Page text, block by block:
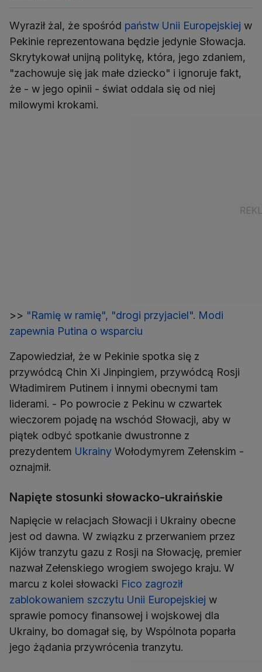
Wyraził żal, że spośród państw Unii Europejskiej w
Pekinie reprezentowana będzie jedynie Słowacja.
Skrytykował unijną politykę, która, jego zdaniem,
"zachowuje się jak małe dziecko" i ignoruje fakt,
że - w jego opinii - świat oddala się od niej
milowymi krokami.
>> "Ramię w ramię", "drogi przyjaciel". Modi
zapewnia Putina o wsparciu
Zapowiedział, że w Pekinie spotka się z
przywódcą Chin Xi Jinpingiem, przywódcą Rosji
Władimirem Putinem i innymi obecnymi tam
liderami. - Po powrocie z Pekinu w czwartek
wieczorem pojadę na wschód Słowacji, aby w
piątek odbyć spotkanie dwustronne z
prezydentem Ukrainy Wołodymyrem Zełenskim -
oznajmił.
Napięte stosunki słowacko-ukraińskie
Napięcie w relacjach Słowacji i Ukrainy obecne
jest od dawna. W związku z przerwaniem przez
Kijów tranzytu gazu z Rosji na Słowację, premier
nazwał Zełenskiego wrogiem swojego kraju. W
marcu z kolei słowacki Fico zagroził
zablokowaniem szczytu Unii Europejskiej w
sprawie pomocy finansowej i wojskowej dla
Ukrainy, bo domagał się, by Wspólnota poparła
jego żądania przywrócenia tranzytu.